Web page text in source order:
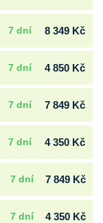
7 dní 8 349 Kč
7 dní 4 850 Kč
7 dní 7 849 Kč
7 dní 4 350 Kč
7 dní 7 849 Kč
7 dní 4 350 Kč